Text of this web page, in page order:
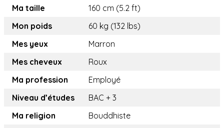
Ma taille
160 cm (5.2 ft)
Mon poids
60 kg (132 lbs)
Mes yeux
Marron
Mes cheveux
Roux
Ma profession
Employé
Niveau d’études
BAC + 3
Ma religion
Bouddhiste